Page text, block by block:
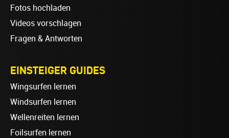
Fotos hochladen
Videos vorschlagen
Fragen & Antworten
EINSTEIGER GUIDES
Wingsurfen lernen
Windsurfen lernen
Wellenreiten lernen
Foilsurfen lernen